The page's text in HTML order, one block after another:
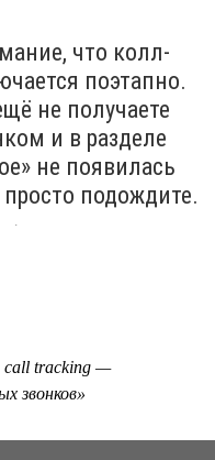
что колл-
поэтапно.
не получаете
и в разделе
не появилась
подождите.
.
call tracking —
звонков»